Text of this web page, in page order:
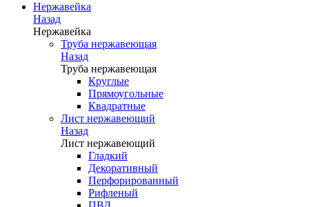
Нержавейка
Назад
Нержавейка
Труба нержавеющая
Назад
Труба нержавеющая
Круглые
Прямоугольные
Квадратные
Лист нержавеющий
Назад
Лист нержавеющий
Гладкий
Декоративный
Перфорированный
Рифленый